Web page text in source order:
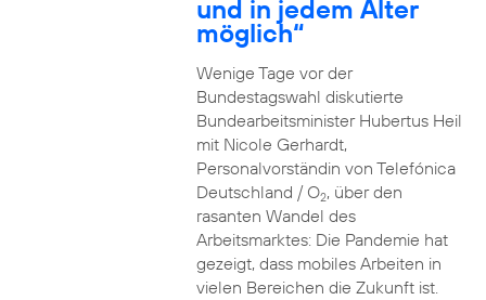
und in jedem Alter
möglich“
Wenige Tage vor der
Bundestagswahl diskutierte
Bundearbeitsminister Hubertus Heil
mit Nicole Gerhardt,
Personalvorständin von Telefónica
Deutschland / O2, über den
rasanten Wandel des
Arbeitsmarktes: Die Pandemie hat
gezeigt, dass mobiles Arbeiten in
vielen Bereichen die Zukunft ist.